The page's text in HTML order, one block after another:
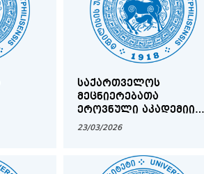
ᲡᲐᲥᲐᲠᲗᲕᲔᲚᲝᲡ
ᲛᲔᲪᲜᲘᲔᲠᲔᲑᲐᲗᲐ
ᲔᲠᲝᲕᲜᲣᲚᲘ ᲐᲙᲐᲓᲔᲛᲘᲘᲡ
85-Ე ᲬᲚᲘᲡᲗᲐᲕᲗᲐᲜ
ᲙᲝᲜᲤᲔᲠᲔᲜᲪᲘᲘᲡ ᲨᲔᲡᲐᲮᲔᲑ
23/03/2026